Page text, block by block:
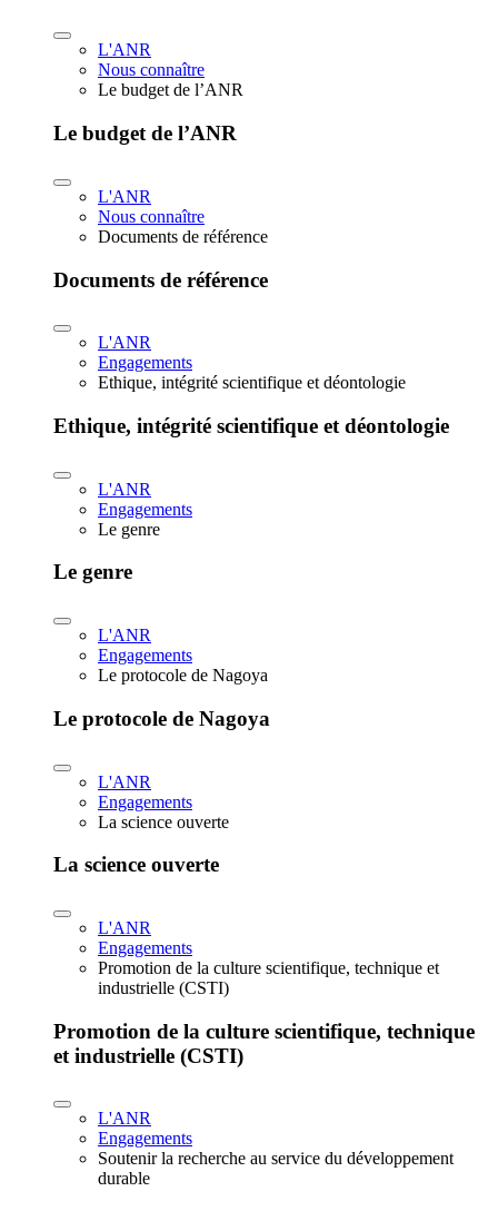
L'ANR
Nous connaître
Le budget de l’ANR
Le budget de l’ANR
L'ANR
Nous connaître
Documents de référence
Documents de référence
L'ANR
Engagements
Ethique, intégrité scientifique et déontologie
Ethique, intégrité scientifique et déontologie
L'ANR
Engagements
Le genre
Le genre
L'ANR
Engagements
Le protocole de Nagoya
Le protocole de Nagoya
L'ANR
Engagements
La science ouverte
La science ouverte
L'ANR
Engagements
Promotion de la culture scientifique, technique et
industrielle (CSTI)
Promotion de la culture scientifique, technique
et industrielle (CSTI)
L'ANR
Engagements
Soutenir la recherche au service du développement
durable